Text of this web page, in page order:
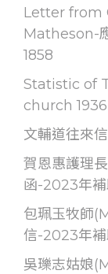
Letter from
Matheson-
1858
Statistic of
church 1936
文輔道往來
賀恩惠護理
函-2023年
包珮玉牧師
信-2023年
吳瓅志姑娘